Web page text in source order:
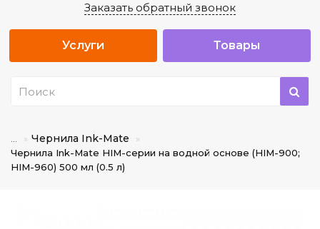
Заказать обратный звонок
Товары
Услуги
Чернила Ink-Mate
Чернила Ink-Mate HIM-серии на водной основе (HIM-900;
HIM-960) 500 мл (0.5 л)